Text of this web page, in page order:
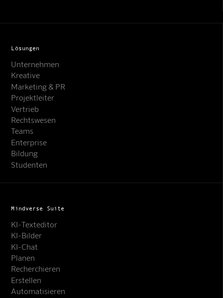
Lösungen
Unternehmen
Kreative
Marketing & PR
Projektleiter
Vertrieb
Rechtswesen
Teams
Enterprise
Bildung
Studenten
Mindverse Suite
KI-Texteditor
KI-Bilder
KI-Chat
Planen
Recherchieren
Erstellen
Automatisieren